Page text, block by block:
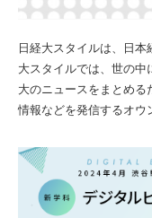
日経大スタイルは、日
大スタイルでは、世の
大のニュースをまとめ
情報などを発信するオウ